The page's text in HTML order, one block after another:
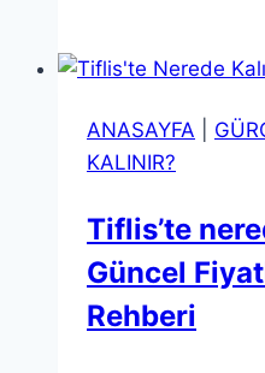
2026
ANASAYFA
KALINIR?
Tiflis’te
Güncel
Rehberi